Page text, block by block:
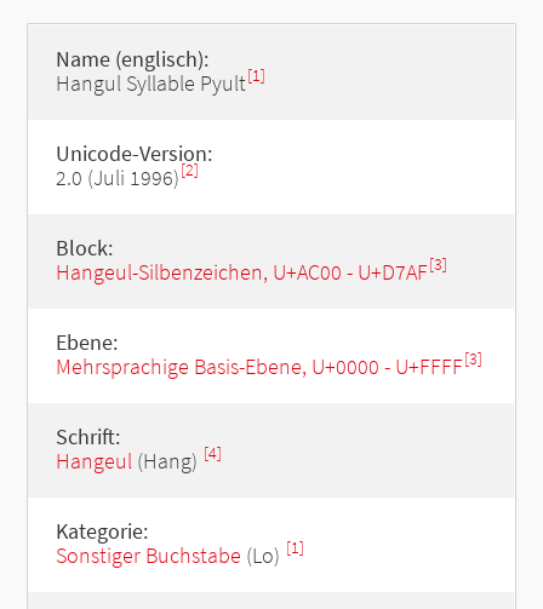
Name (englisch):
Hangul Syllable Pyult[1]
Unicode-Version:
2.0 (Juli 1996)[2]
Block:
Hangeul-Silbenzeichen, U+AC00 - U+D7AF[3]
Ebene:
Mehrsprachige Basis-Ebene, U+0000 - U+FFFF[3]
Schrift:
Hangeul(Hang) [4]
Kategorie:
Sonstiger Buchstabe (Lo) [1]